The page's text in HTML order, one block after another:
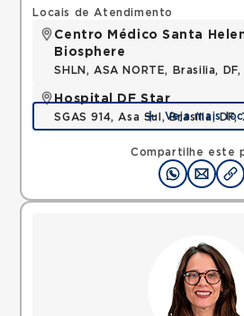
Compartilhe este
Locais de Atendimento
Centro Médico Santa
Biosphere
SHLN, ASA NORTE, Brasilia,
Hospital DF Star
SGAS 914, Asa Sul, Brasília,
Veja mais